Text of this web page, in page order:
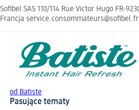
Sofibel SAS 110/114 Rue Victor Hugo FR-
Francja service.consommateurs@sofibel.fr
od Batiste
Pasujące tematy